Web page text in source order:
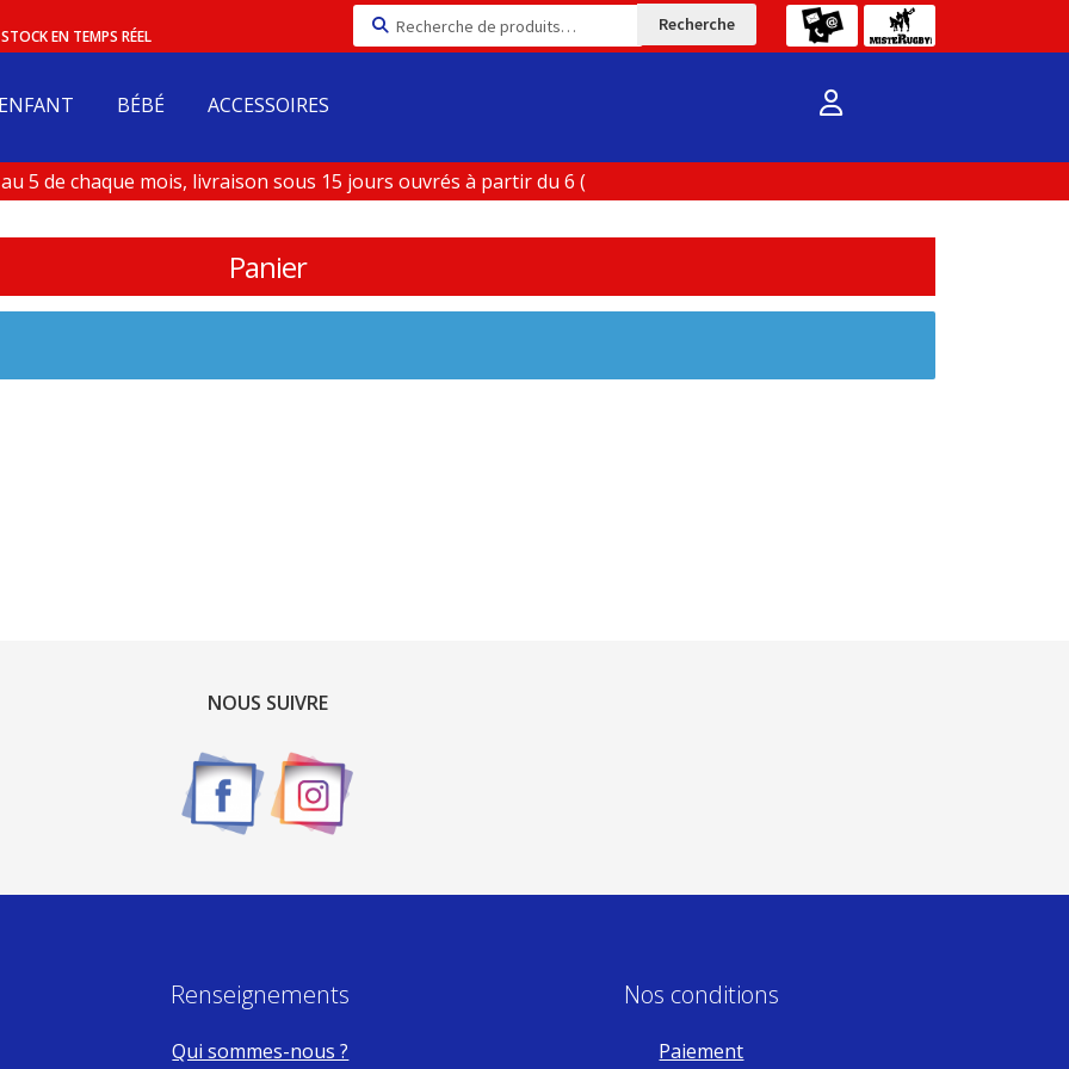
EN TEMPS RÉEL
Recherche
pour :
Recherche
ENFANT BÉBÉ ACCESSOIRES
5 de chaque mois, livraison sous 15 jours ouvrés à partir du 6 (
Panier
NOUS SUIVRE
Renseignements
Qui sommes-nous ?
Nos conditions
Paiement